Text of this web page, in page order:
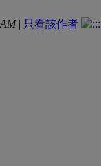
| 只看該作者